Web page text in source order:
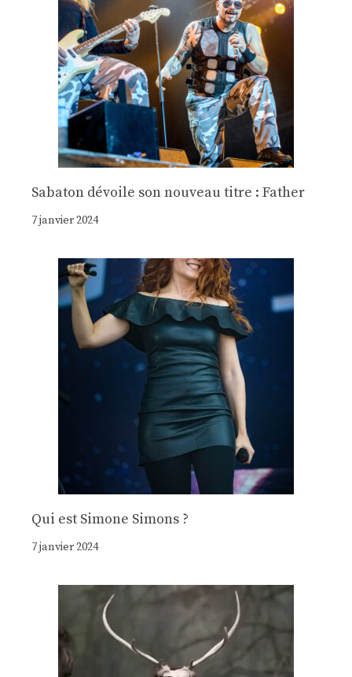
Sabaton dévoile son nouveau titre : Father
7 janvier 2024
Qui est Simone Simons ?
7 janvier 2024